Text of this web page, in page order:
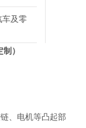
车及零
）
、电机等凸起部